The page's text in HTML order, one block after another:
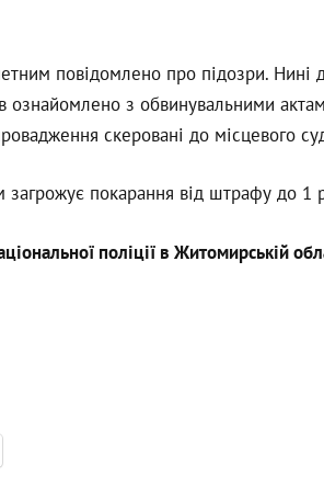
повідомлено про підозри. Нині
ознайомлено з обвинувальними
скеровані до місцевого
загрожує покарання від штрафу до 1
поліції в Житомирській